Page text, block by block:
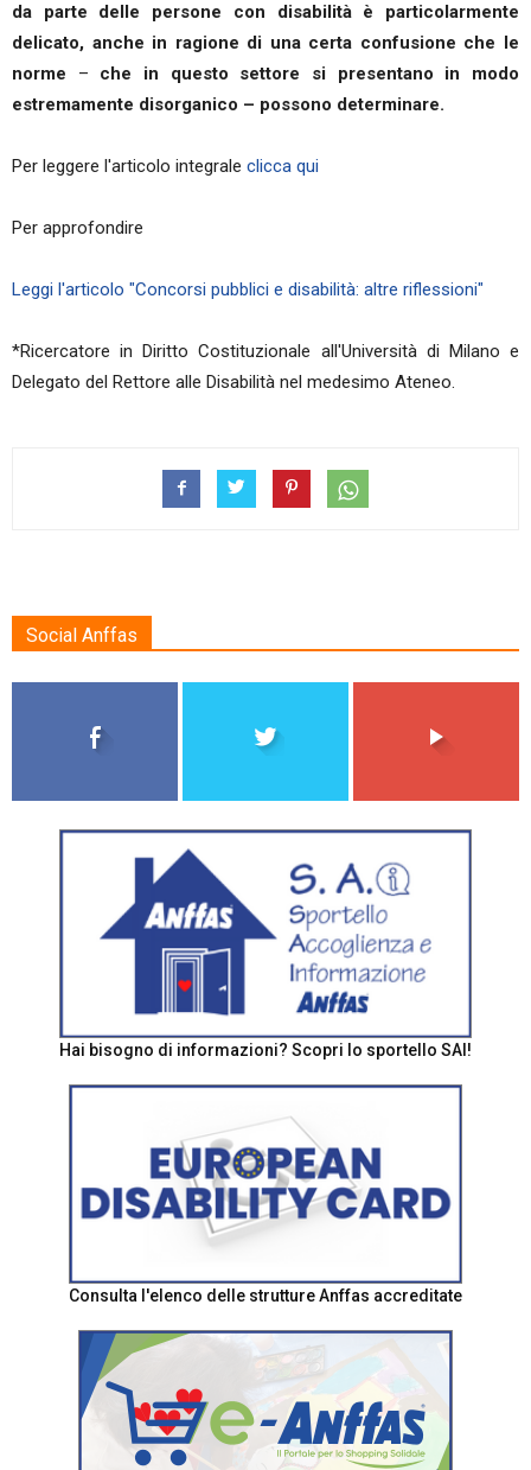
da parte delle persone con disabilità è particolarmente
delicato, anche in ragione di una certa confusione che le
norme – che in questo settore si presentano in modo
estremamente disorganico – possono determinare.
Per leggere l'articolo integrale clicca qui
Per approfondire
Leggi l'articolo "Concorsi pubblici e disabilità: altre riflessioni"
*Ricercatore in Diritto Costituzionale all'Università di Milano e
Delegato del Rettore alle Disabilità nel medesimo Ateneo.
Social Anffas
Hai bisogno di informazioni? Scopri lo sportello SAI!
Consulta l'elenco delle strutture Anffas accreditate